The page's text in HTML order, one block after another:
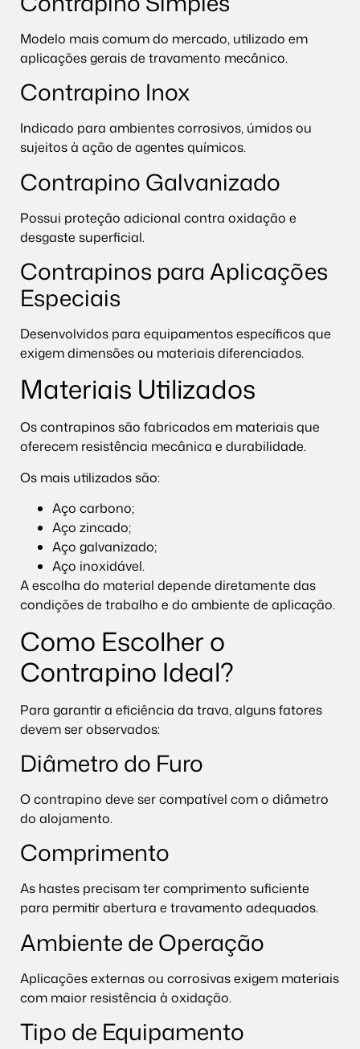
Modelo mais comum do mercado, utilizado em
aplicações gerais de travamento mecânico.
Contrapino Inox
Indicado para ambientes corrosivos, úmidos ou
sujeitos à ação de agentes químicos.
Contrapino Galvanizado
Possui proteção adicional contra oxidação e
desgaste superficial.
Contrapinos para Aplicações
Especiais
Desenvolvidos para equipamentos específicos que
exigem dimensões ou materiais diferenciados.
Materiais Utilizados
Os contrapinos são fabricados em materiais que
oferecem resistência mecânica e durabilidade.
Os mais utilizados são:
Aço carbono;
Aço zincado;
Aço galvanizado;
Aço inoxidável.
A escolha do material depende diretamente das
condições de trabalho e do ambiente de aplicação.
Como Escolher o
Contrapino Ideal?
Para garantir a eficiência da trava, alguns fatores
devem ser observados:
Diâmetro do Furo
O contrapino deve ser compatível com o diâmetro
do alojamento.
Comprimento
As hastes precisam ter comprimento suficiente
para permitir abertura e travamento adequados.
Ambiente de Operação
Aplicações externas ou corrosivas exigem materiais
com maior resistência à oxidação.
Tipo de Equipamento